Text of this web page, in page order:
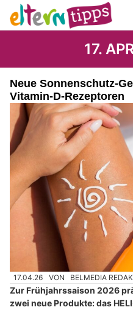
17.
Neue Sonnenschutz-
Vitamin-D-Rezeptoren
17.04.26 VON BELMEDIA
Zur Frühjahrssaison 2026
zwei neue Produkte: das